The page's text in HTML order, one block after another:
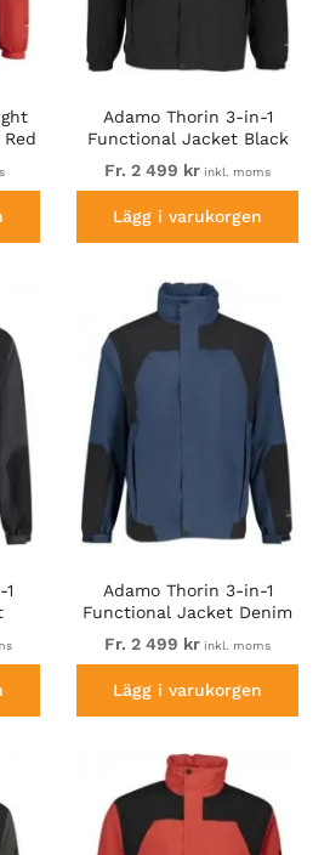
Adamo Thorin 3-in-1
Functional Jacket Black
Fr. 2 499 kr inkl. moms
Lägg i varukorgen
Adamo Thorin 3-in-1
Functional Jacket Denim
Blue
Fr. 2 499 kr inkl. moms
Lägg i varukorgen